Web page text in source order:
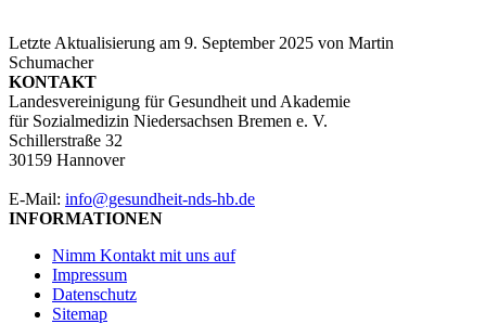
Letzte Aktualisierung am 9. September 2025 von Martin
Schumacher
KONTAKT
Landesvereinigung für Gesundheit und Akademie
für Sozialmedizin Niedersachsen Bremen e. V.
Schillerstraße 32
30159 Hannover
E-Mail: info@gesundheit-nds-hb.de
INFORMATIONEN
Nimm Kontakt mit uns auf
Impressum
Datenschutz
Sitemap